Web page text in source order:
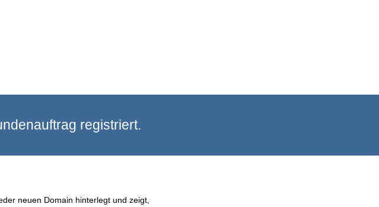
registriert.
neuen Domain hinterlegt und zeigt,